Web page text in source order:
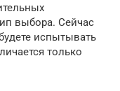
выбора. Сейчас
испытывать
только